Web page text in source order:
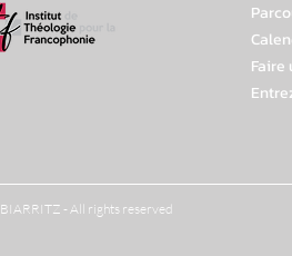
Faire
BIARRITZ - All rights reserved